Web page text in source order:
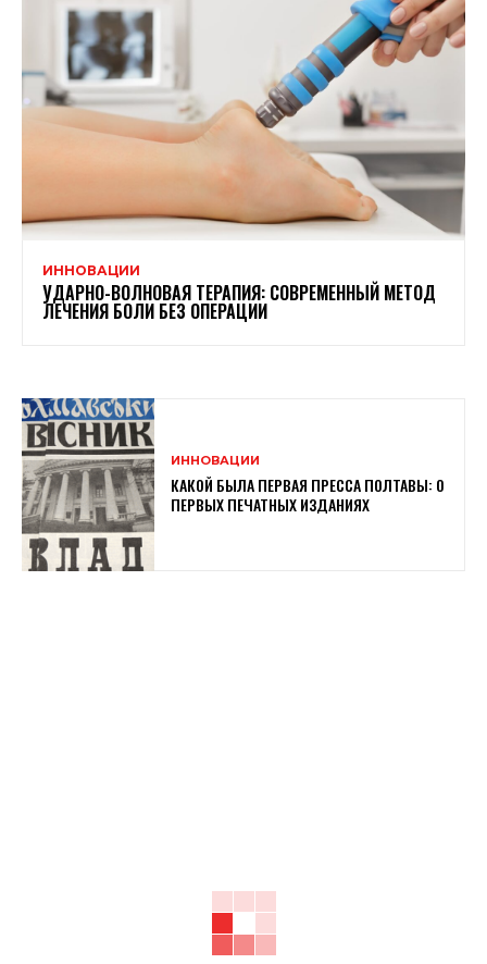
ИННОВАЦИИ
УДАРНО-ВОЛНОВАЯ ТЕРАПИЯ: СОВРЕМЕННЫЙ МЕТОД
ЛЕЧЕНИЯ БОЛИ БЕЗ ОПЕРАЦИИ
ИННОВАЦИИ
КАКОЙ БЫЛА ПЕРВАЯ ПРЕССА ПОЛТАВЫ: О
ПЕРВЫХ ПЕЧАТНЫХ ИЗДАНИЯХ